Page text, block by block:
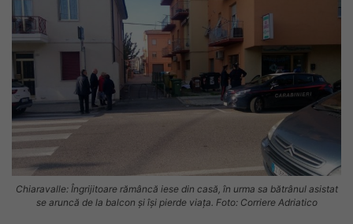
Chiaravalle: Îngrijitoare rămâncă iese din casă, în urma sa bătrânul asistat
se aruncă de la balcon și își pierde viața. Foto: Corriere Adriatico